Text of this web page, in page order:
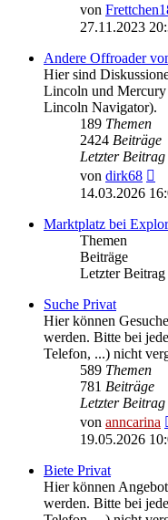
von
27.11.2023
Andere Offroader
Hier sind
Lincoln und
Lincoln Navigator).
189 Themen
2424 Beiträge
Letzter Beitrag
von dirk68
14.03.2026
Marktplatz bei
Themen
Beiträge
Letzter Beitrag
Suche Privat
Hier können
werden. Bitte bei
Telefon, ...) nicht
589 Themen
781 Beiträge
Letzter Beitrag
von anncarina
19.05.2026
Biete Privat
Hier können
werden. Bitte bei